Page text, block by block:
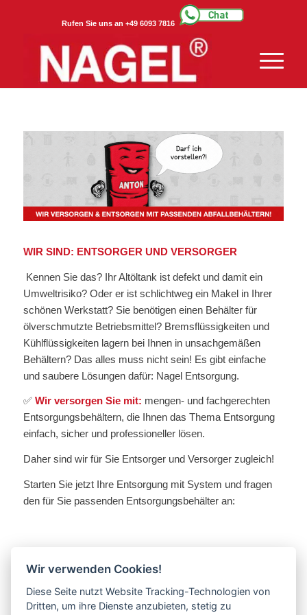
Rufen Sie uns an +49 6093 7816
WIR SIND: ENTSORGER UND VERSORGER
Kennen Sie das? Ihr Altöltank ist defekt und damit ein
Umweltrisiko? Oder er ist schlichtweg ein Makel in Ihrer
schönen Werkstatt? Sie benötigen einen Behälter für
ölverschmutzte Betriebsmittel? Bremsflüssigkeiten und
Kühlflüssigkeiten lagern bei Ihnen in unsachgemäßen
Behältern? Das alles muss nicht sein! Es gibt einfache
und saubere Lösungen dafür: Nagel Entsorgung.
✅ Wir versorgen Sie mit: mengen- und fachgerechten
Entsorgungsbehältern, die Ihnen das Thema Entsorgung
einfach, sicher und professioneller lösen.
Daher sind wir für Sie Entsorger und Versorger zugleich!
Starten Sie jetzt Ihre Entsorgung mit System und fragen
den für Sie passenden Entsorgungsbehälter an:
Hier geht´s zur Anfrage!
Wir verwenden Cookies!
Diese Seite nutzt Website Tracking-Technologien von
Dritten, um ihre Dienste anzubieten, stetig zu